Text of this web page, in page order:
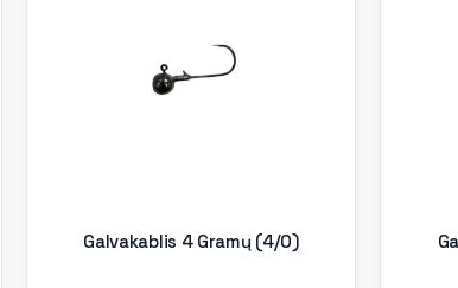
Galvakablis 4 Gramų (4/0)